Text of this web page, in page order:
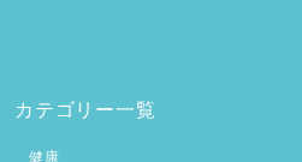
カテゴリー一覧
健康